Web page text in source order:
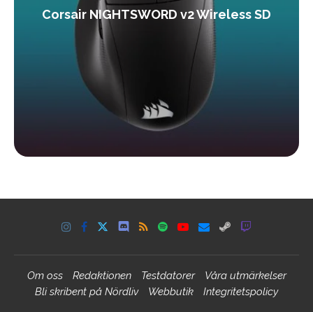
Corsair NIGHTSWORD v2 Wireless SD
Om oss Redaktionen Testdatorer
Våra utmärkelser
Bli skribent på Nördliv
Webbutik Integritetspolicy